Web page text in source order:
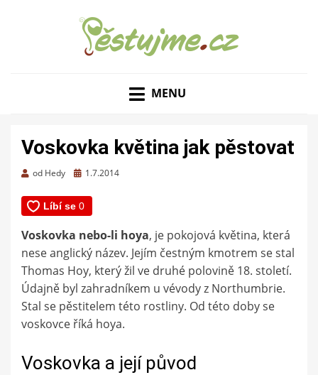
MENU
Voskovka květina jak pěstovat
od Hedy
Zveřejněno
1.7.2014
Voskovka nebo-li hoya, je pokojová květina, která
nese anglický název. Jejím čestným kmotrem se stal
Thomas Hoy, který žil ve druhé polovině 18. století.
Údajně byl zahradníkem u vévody z Northumbrie.
Stal se pěstitelem této rostliny. Od této doby se
voskovce říká hoya.
Voskovka a její původ